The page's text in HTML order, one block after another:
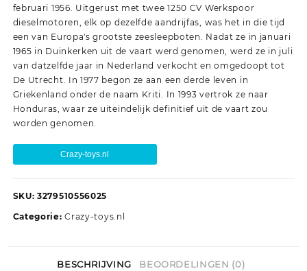
februari 1956. Uitgerust met twee 1250 CV Werkspoor
dieselmotoren, elk op dezelfde aandrijfas, was het in die tijd
een van Europa's grootste zeesleepboten. Nadat ze in januari
1965 in Duinkerken uit de vaart werd genomen, werd ze in juli
van datzelfde jaar in Nederland verkocht en omgedoopt tot
De Utrecht. In 1977 begon ze aan een derde leven in
Griekenland onder de naam Kriti. In 1993 vertrok ze naar
Honduras, waar ze uiteindelijk definitief uit de vaart zou
worden genomen.
Crazy-toys.nl
SKU: 3279510556025
Categorie:Crazy-toys.nl
BESCHRIJVING BEOORDELINGEN (0)